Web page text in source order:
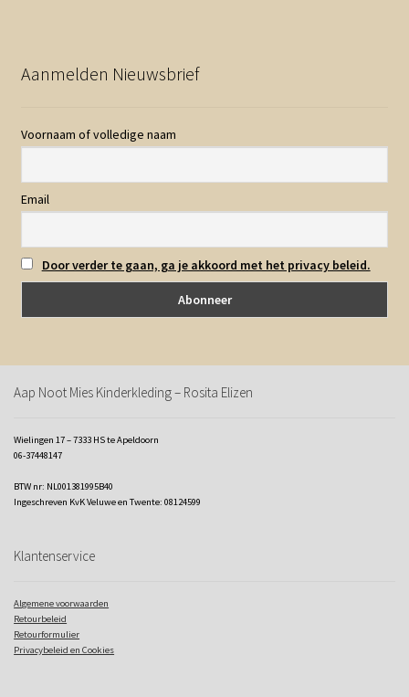
Aanmelden Nieuwsbrief
Voornaam of volledige naam
Email
Door verder te gaan, ga je akkoord met het privacy beleid.
Aap Noot Mies Kinderkleding – Rosita Elizen
Wielingen 17 – 7333 HS te Apeldoorn
06-37448147
BTW nr: NL001381995B40
Ingeschreven KvK Veluwe en Twente: 08124599
Klantenservice
Algemene voorwaarden
Retourbeleid
Retourformulier
Privacybeleid en Cookies